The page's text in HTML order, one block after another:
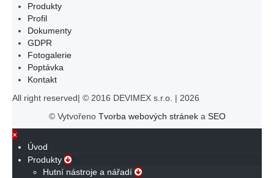
Produkty
Profil
Dokumenty
GDPR
Fotogalerie
Poptávka
Kontakt
All right reserved| © 2016 DEVIMEX s.r.o. | 2026
© Vytvořeno Tvorba webových stráneka SEO
×
Úvod
Produkty
Hutní nástroje a nářadí